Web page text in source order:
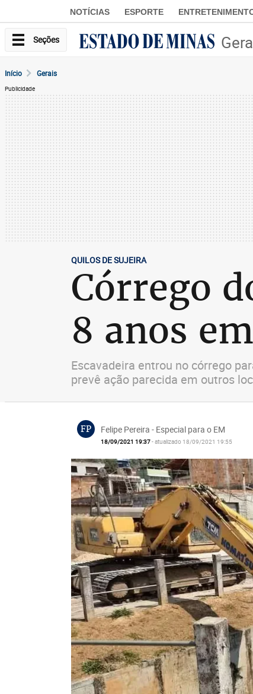
NOTÍCIAS ESPORTE
Seções
Início Gerais
Publicidade
QUILOS DE SUJEIRA
Córrego
8 anos
Escavadeira entrou no córrego
prevê ação parecida em outros
FP Felipe Pereira - Especial para o EM
18/09/2021 19:37- atualizado 18/09/2021 19:55